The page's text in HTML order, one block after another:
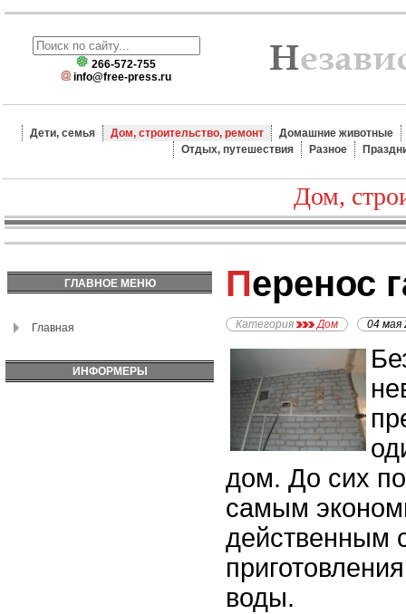
266-572-755
info@free-press.ru
Дети, семья Дом, строительство, ремонт
Домашние животные
Отдых, путешествия
Разное
Дом,
ГЛАВНОЕ МЕНЮ
Главная
ИНФОРМЕРЫ
Перенос
Категория Дом 04 мая
дом. До сих
самым
действенным
воды.